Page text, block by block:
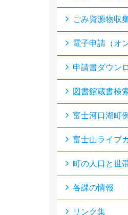
ごみ資源物収
電子申請（オ
申請書ダウン
図書館蔵書検
富士河口湖町
富士山ライブ
町の人口と世
各課の情報
リンク集